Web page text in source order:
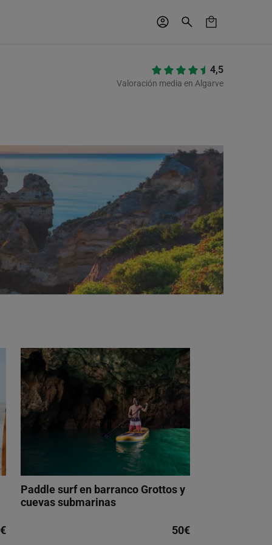
4,5
Valoración media en Algarve
Paddle surf en barranco Grottos y
cuevas submarinas
50€